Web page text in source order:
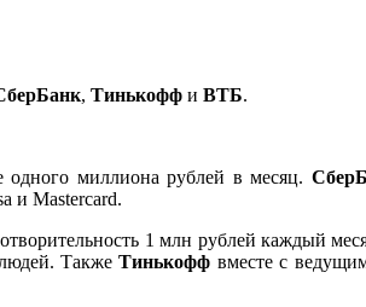
, Тинькофф и ВТБ.
миллиона рублей в месяц.
и Mastercard.
1 млн рублей каждый
ТакжеТинькофф вместе с